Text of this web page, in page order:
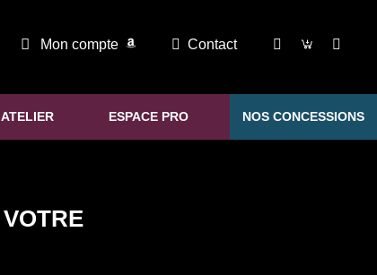
Mon compte Contact
ESPACE PRO NOS CONCESSIONS